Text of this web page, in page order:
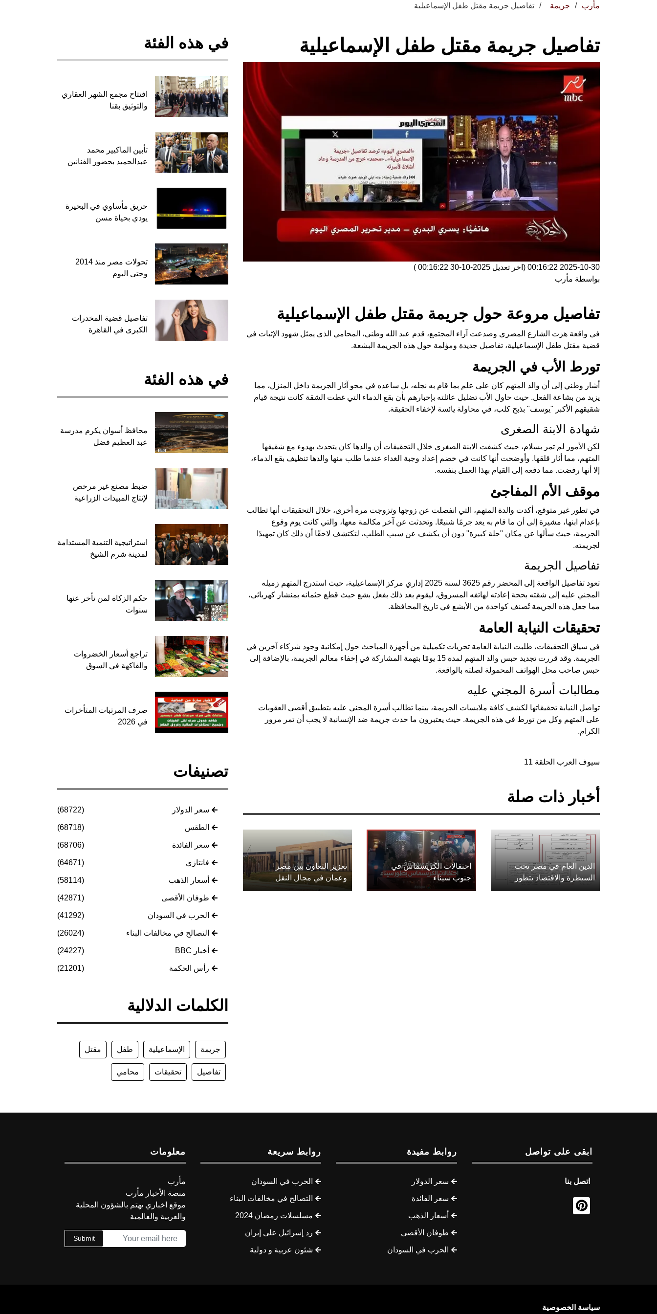
مأرب جريمة تفاصيل جريمة مقتل طفل الإسماعيلية
تفاصيل جريمة مقتل طفل الإسماعيلية
2025-10-30 00:16:22 (اخر تعديل 2025-10-30 00:16:22
)
بواسطة مأرب
تفاصيل مروعة حول جريمة مقتل طفل الإسماعيلية
في واقعة هزت الشارع المصري وصدعت آراء المجتمع، قدم عبد الله وطني، المحامي الذي يمثل شهود الإثبات في
قضية مقتل طفل الإسماعيلية، تفاصيل جديدة ومؤلمة حول هذه الجريمة البشعة.
تورط الأب في الجريمة
أشار وطني إلى أن والد المتهم كان على علم بما قام به نجله، بل ساعده في محو آثار الجريمة داخل المنزل، مما
يزيد من بشاعة الفعل. حيث حاول الأب تضليل عائلته بإخبارهم بأن بقع الدماء التي غطت الشقة كانت نتيجة قيام
شقيقهم الأكبر "يوسف" بذبح كلب، في محاولة يائسة لإخفاء الحقيقة.
شهادة الابنة الصغرى
لكن الأمور لم تمر بسلام، حيث كشفت الابنة الصغرى خلال التحقيقات أن والدها كان يتحدث بهدوء مع شقيقها
المتهم، مما أثار قلقها. وأوضحت أنها كانت في خضم إعداد وجبة الغداء عندما طلب منها والدها تنظيف بقع الدماء،
إلا أنها رفضت. مما دفعه إلى القيام بهذا العمل بنفسه.
موقف الأم المفاجئ
في تطور غير متوقع، أكدت والدة المتهم، التي انفصلت عن زوجها وتزوجت مرة أخرى، خلال التحقيقات أنها تطالب
بإعدام ابنها، مشيرة إلى أن ما قام به يعد جرمًا شنيعًا. وتحدثت عن آخر مكالمة معها، والتي كانت يوم وقوع
الجريمة، حيث سألها عن مكان "حلة كبيرة" دون أن يكشف عن سبب الطلب، لتكتشف لاحقًا أن ذلك كان تمهيدًا
لجريمته.
تفاصيل الجريمة
تعود تفاصيل الواقعة إلى المحضر رقم 3625 لسنة 2025 إداري مركز الإسماعيلية، حيث استدرج المتهم زميله
المجني عليه إلى شقته بحجة إعادته لهاتفه المسروق، ليقوم بعد ذلك بفعل بشع حيث قطع جثمانه بمنشار كهربائي،
مما جعل هذه الجريمة تُصنف كواحدة من الأبشع في تاريخ المحافظة.
تحقيقات النيابة العامة
في سياق التحقيقات، طلبت النيابة العامة تحريات تكميلية من أجهزة المباحث حول إمكانية وجود شركاء آخرين في
الجريمة. وقد قررت تجديد حبس والد المتهم لمدة 15 يومًا بتهمة المشاركة في إخفاء معالم الجريمة، بالإضافة إلى
حبس صاحب محل الهواتف المحمولة لصلته بالواقعة.
مطالبات أسرة المجني عليه
تواصل النيابة تحقيقاتها لكشف كافة ملابسات الجريمة، بينما تطالب أسرة المجني عليه بتطبيق أقصى العقوبات
على المتهم وكل من تورط في هذه الجريمة. حيث يعتبرون ما حدث جريمة ضد الإنسانية لا يجب أن تمر مرور
الكرام.
سيوف العرب الحلقة 11
أخبار ذات صلة
الدين العام في مصر تحت
السيطرة والاقتصاد يتطور
احتفالات الكريسماس في
جنوب سيناء
تعزيز التعاون بين مصر
وعمان في مجال النقل
في هذه الفئة
افتتاح مجمع الشهر العقاري
والتوثيق بقنا
تأبين الماكيير محمد
عبدالحميد بحضور الفنانين
حريق مأساوي في البحيرة
يودي بحياة مسن
تحولات مصر منذ 2014
وحتى اليوم
تفاصيل قضية المخدرات
الكبرى في القاهرة
في هذه الفئة
محافظ أسوان يكرم مدرسة
عبد العظيم فضل
ضبط مصنع غير مرخص
لإنتاج المبيدات الزراعية
استراتيجية التنمية المستدامة
لمدينة شرم الشيخ
حكم الزكاة لمن تأخر عنها
سنوات
تراجع أسعار الخضروات
والفاكهة في السوق
صرف المرتبات المتأخرات
في 2026
تصنيفات
سعر الدولار (68722)
الطقس (68718)
سعر الفائدة (68706)
فانتازي (64671)
أسعار الذهب (58114)
طوفان الأقصى (42871)
الحرب في السودان (41292)
التصالح في مخالفات البناء (26024)
أخبار BBC (24227)
رأس الحكمة (21201)
الكلمات الدلالية
جريمة الإسماعيلية طفل مقتل
تفاصيل تحقيقات محامي
ابقى على تواصل
اتصل بنا
روابط مفيدة
سعر الدولار
سعر الفائدة
أسعار الذهب
طوفان الأقصى
الحرب في السودان
روابط سريعة
الحرب في السودان
التصالح في مخالفات البناء
مسلسلات رمضان 2024
رد إسرائيل على إيران
شئون عربية و دولية
معلومات
مأرب
منصة الأخبار مأرب
موقع اخباري يهتم بالشؤون المحلية
والعربية والعالمية
Submit
سياسة الخصوصية